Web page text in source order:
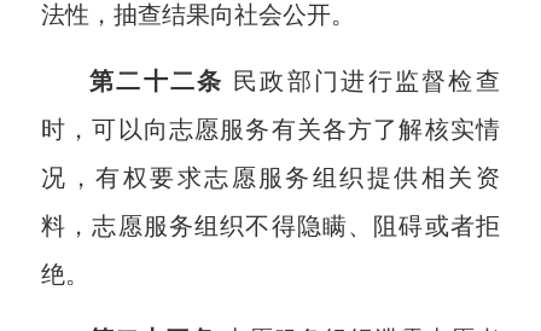
法性，抽查结果向社会公开。
第二十二条 民政部门进行监督检查
时，可以向志愿服务有关各方了解核实情
况，有权要求志愿服务组织提供相关资
料，志愿服务组织不得隐瞒、阻碍或者拒
绝。